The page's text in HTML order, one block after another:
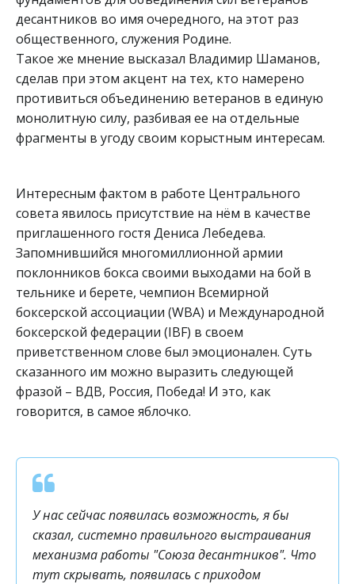
десантников во имя очередного, на этот раз
общественного, служения Родине.
Такое же мнение высказал Владимир Шаманов,
сделав при этом акцент на тех, кто намерено
противиться объединению ветеранов в единую
монолитную силу, разбивая ее на отдельные
фрагменты в угоду своим корыстным интересам.
Интересным фактом в работе Центрального
совета явилось присутствие на нём в качестве
приглашенного гостя Дениса Лебедева.
Запомнившийся многомиллионной армии
поклонников бокса своими выходами на бой в
тельнике и берете, чемпион Всемирной
боксерской ассоциации (WBA) и Международной
боксерской федерации (IBF) в своем
приветственном слове был эмоционален. Суть
сказанного им можно выразить следующей
фразой – ВДВ, Россия, Победа! И это, как
говорится, в самое яблочко.
У нас сейчас появилась возможность, я бы
сказал, системно правильного выстраивания
механизма работы "Союза десантников". Что
тут скрывать, появилась с приходом